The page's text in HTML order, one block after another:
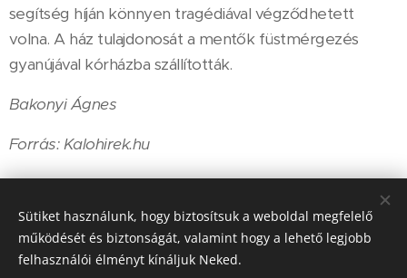
segítség híján könnyen tragédiával végződhetett
volna. A ház tulajdonosát a mentők füstmérgezés
gyanújával kórházba szállították.
Bakonyi Ágnes
Forrás: Kalohirek.hu
Share
Sütiket használunk, hogy biztosítsuk a weboldal megfelelő
működését és biztonságát, valamint hogy a lehető legjobb
felhasználói élményt kínáljuk Neked.